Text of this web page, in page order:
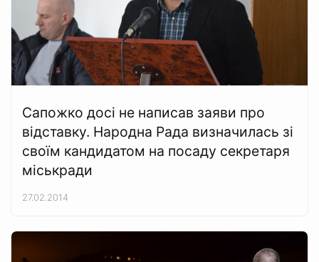
Сапожко досі не написав заяви про
відставку. Народна Рада визначилась зі
своїм кандидатом на посаду секретаря
міськради
27.02.2014